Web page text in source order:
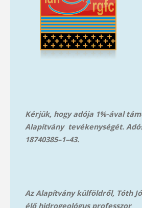
Kérjük, hogy adója 1%-ával
Alapítvány tevékenységét.
18740385–1–43.
Az Alapítvány külföldről, Tóth
élő hidrogeológus professzor